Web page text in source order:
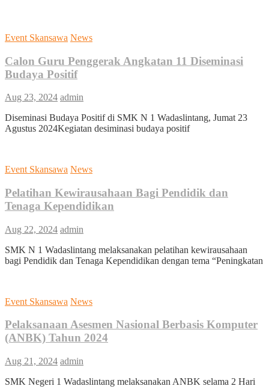
Event Skansawa News
Calon Guru Penggerak Angkatan 11 Diseminasi
Budaya Positif
Aug 23, 2024 admin
Diseminasi Budaya Positif di SMK N 1 Wadaslintang, Jumat 23
Agustus 2024Kegiatan desiminasi budaya positif
Event Skansawa News
Pelatihan Kewirausahaan Bagi Pendidik dan
Tenaga Kependidikan
Aug 22, 2024 admin
SMK N 1 Wadaslintang melaksanakan pelatihan kewirausahaan
bagi Pendidik dan Tenaga Kependidikan dengan tema “Peningkatan
Event Skansawa News
Pelaksanaan Asesmen Nasional Berbasis Komputer
(ANBK) Tahun 2024
Aug 21, 2024 admin
SMK Negeri 1 Wadaslintang melaksanakan ANBK selama 2 Hari